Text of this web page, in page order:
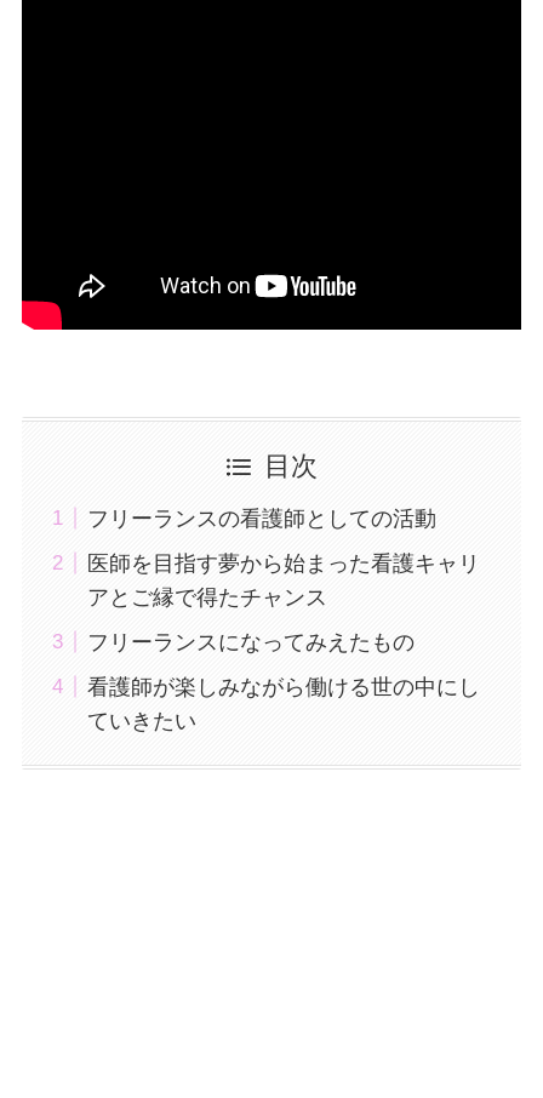
目次
フリーランスの看護師としての活動
医師を目指す夢から始まった看護キャリ
アとご縁で得たチャンス
フリーランスになってみえたもの
看護師が楽しみながら働ける世の中にし
ていきたい